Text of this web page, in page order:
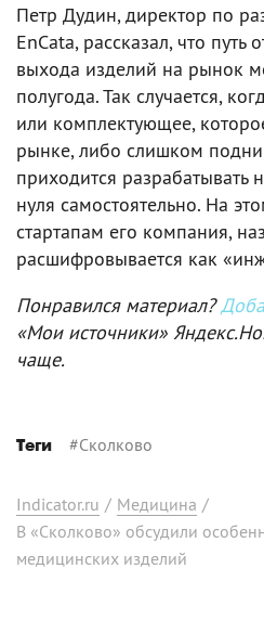
Петр Дудин, директор по
EnCata, рассказал, что путь
выхода изделий на рынок
полугода. Так случается,
или комплектующее,
рынке, либо слишком
приходится разрабатывать
нуля самостоятельно. На
стартапам его компания,
расшифровывается как
Понравился материал?
«Мои источники»
чаще.
Теги #Сколково
Indicator.ru / Медицина /
В «Сколково» обсудили
медицинских изделий